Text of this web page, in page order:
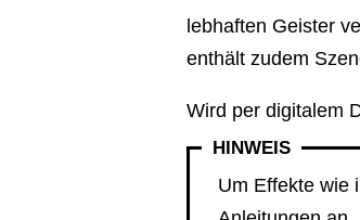
lebhaften Geister
enthält zudem
Wird per digitalem
HINWEIS
Um Effekte wie